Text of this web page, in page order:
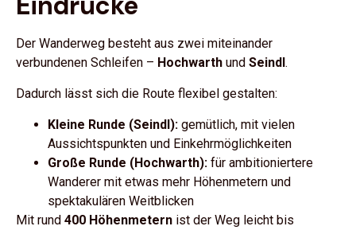
Der Wanderweg besteht aus zwei miteinander
verbundenen Schleifen – Hochwarth und Seindl.
Dadurch lässt sich die Route flexibel gestalten:
Kleine Runde (Seindl): gemütlich, mit vielen
Aussichtspunkten und Einkehrmöglichkeiten
Große Runde (Hochwarth): für ambitioniertere
Wanderer mit etwas mehr Höhenmetern und
spektakulären Weitblicken
Mit rund 400 Höhenmetern ist der Weg leicht bis